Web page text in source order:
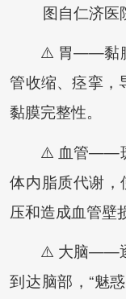
图自仁济医
⚠️ 胃——黏
管收缩、痉挛，
黏膜完整性。
⚠️ 血管——
体内脂质代谢，
压和造成血管壁
⚠️ 大脑——
到达脑部，“魅